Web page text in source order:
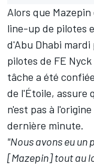
Alors que
line-up de pilotes
d'Abu Dhabi
pilotes de FE
tâche a été
de l'Étoile, assure
n'est pas à
dernière minute.
"Nous avons eu un
[Mazepin] tout au